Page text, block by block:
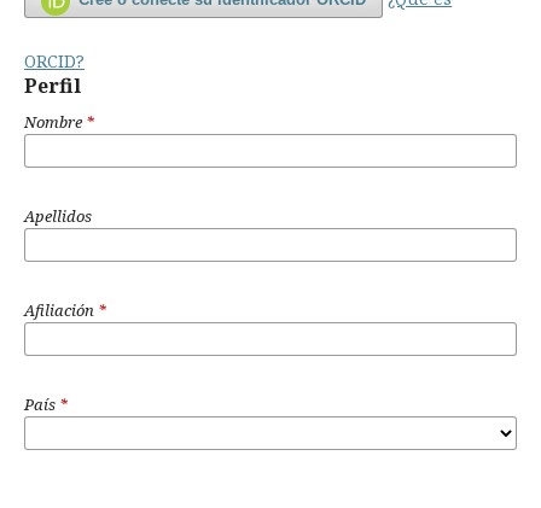
ORCID?
Perfil
Nombre*
Apellidos
Afiliación *
País *